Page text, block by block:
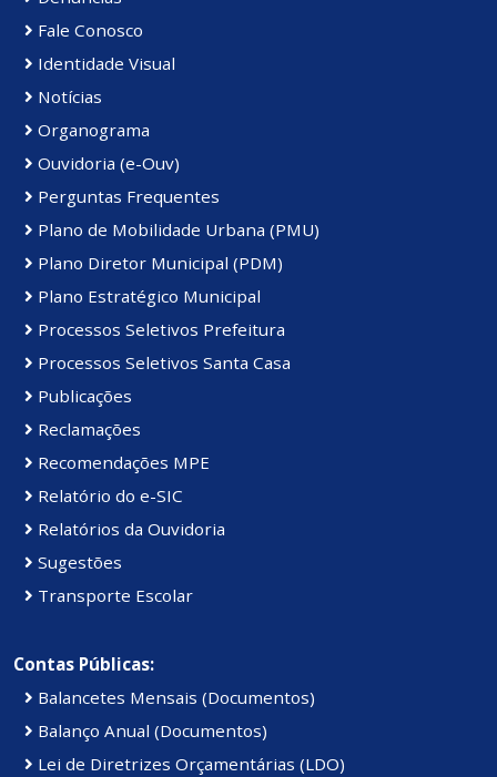
Fale Conosco
Identidade Visual
Notícias
Organograma
Ouvidoria (e-Ouv)
Perguntas Frequentes
Plano de Mobilidade Urbana (PMU)
Plano Diretor Municipal (PDM)
Plano Estratégico Municipal
Processos Seletivos Prefeitura
Processos Seletivos Santa Casa
Publicações
Reclamações
Recomendações MPE
Relatório do e-SIC
Relatórios da Ouvidoria
Sugestões
Transporte Escolar
Contas Públicas:
Balancetes Mensais (Documentos)
Balanço Anual (Documentos)
Lei de Diretrizes Orçamentárias (LDO)